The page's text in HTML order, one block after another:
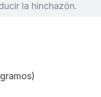
la hinchazón.